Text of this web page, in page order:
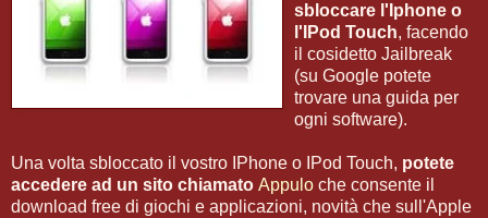
sbloccare l'Iphone o
l'IPod Touch, facendo
il cosidetto Jailbreak
(su Google potete
trovare una guida per
ogni software).
Una volta sbloccato il vostro IPhone o IPod Touch, potete
accedere ad un sito chiamato Appulo che consente il
download free di giochi e applicazioni, novità che sull'Apple